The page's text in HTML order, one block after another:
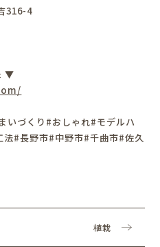
316-4
▼
いづくり#おしゃれ#モデルハ
法#長野市#中野市#千曲市#佐久
植栽